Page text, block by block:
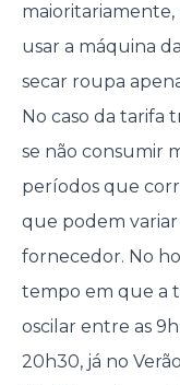
maioritariamente,
usar a máquina
secar roupa
No caso da tarifa
se não consumir
períodos que
que podem
fornecedor. No
tempo em que a
oscilar entre as
20h30, já no